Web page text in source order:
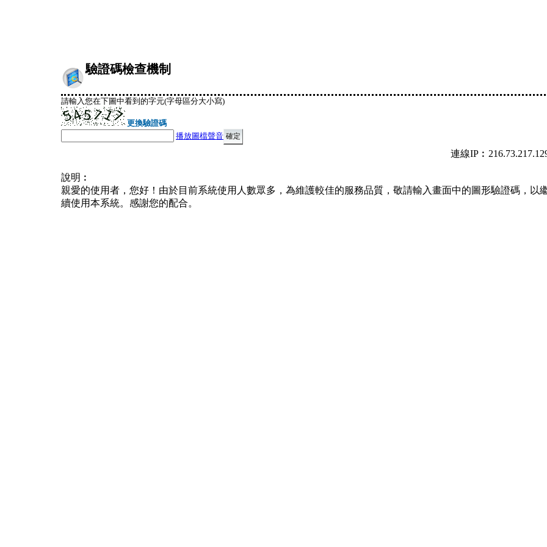
驗證碼檢查機制
請輸入您在下圖中看到的字元(字母區分大小寫)
更換驗證碼
播放圖檔聲音
連線
說明︰
親愛的使用者，您好！由於目前系統使用人數眾多，為維護較佳的服務品質，敬請輸入畫面中的圖形驗證碼，以
續使用本系統。感謝您的配合。